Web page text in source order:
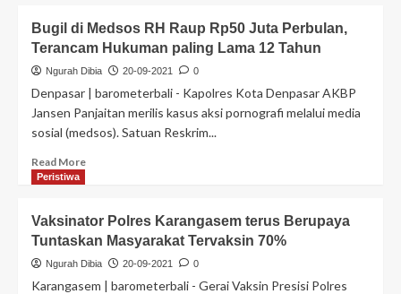
Bugil di Medsos RH Raup Rp50 Juta Perbulan,
Terancam Hukuman paling Lama 12 Tahun
Ngurah Dibia 20-09-2021 0
Denpasar | barometerbali - Kapolres Kota Denpasar AKBP
Jansen Panjaitan merilis kasus aksi pornografi melalui media
sosial (medsos). Satuan Reskrim...
Read More
Peristiwa
Vaksinator Polres Karangasem terus Berupaya
Tuntaskan Masyarakat Tervaksin 70%
Ngurah Dibia 20-09-2021 0
Karangasem | barometerbali - Gerai Vaksin Presisi Polres